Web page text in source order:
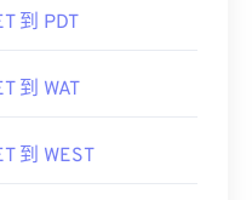
到 PDT
到 WAT
到 WEST